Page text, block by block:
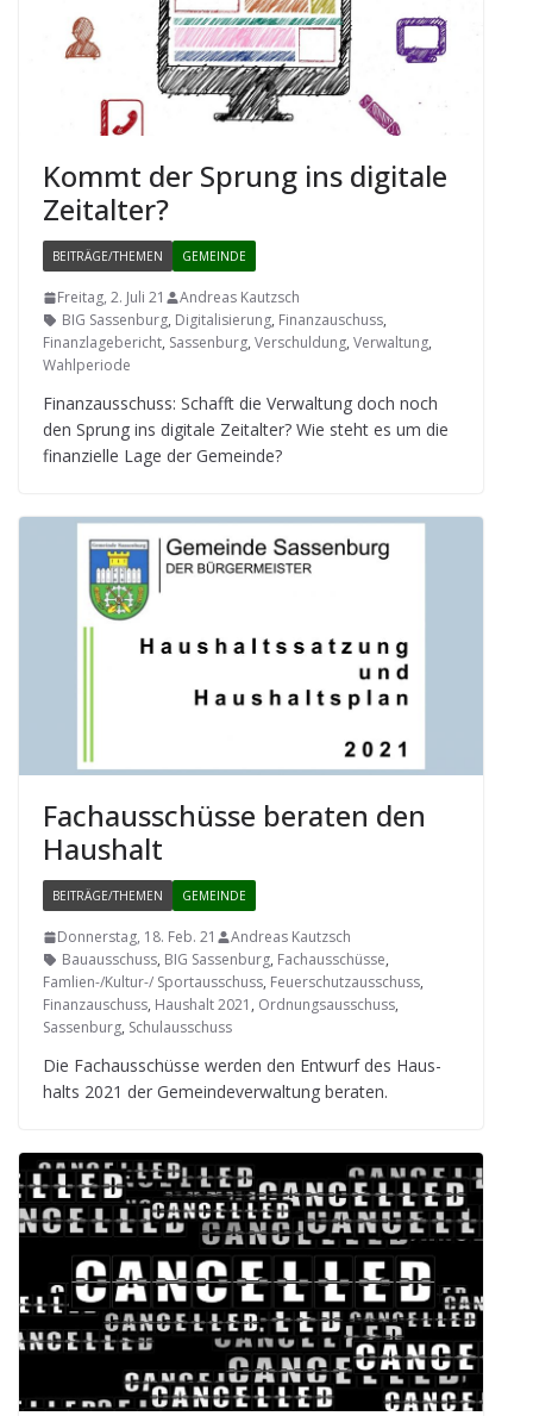
Kommt der Sprung ins digi­tale
Zeitalter?
BEITRÄGE/THEMEN GEMEINDE
Freitag, 2. Juli 21
Andreas Kautzsch
BIG Sassenburg, Digitalisierung, Finanzauschuss,
Finanzlagebericht, Sassenburg, Verschuldung, Verwaltung,
Wahlperiode
Finanz­aus­schuss: Schafft die Ver­wal­tung doch noch
den Sprung ins digi­tale Zeit­al­ter? Wie steht es um die
finan­zi­elle Lage der Gemeinde?
Fach­aus­schüsse bera­ten den
Haushalt
BEITRÄGE/THEMEN GEMEINDE
Donnerstag, 18. Feb. 21
Andreas Kautzsch
Bauausschuss, BIG Sassenburg, Fachausschüsse,
Famlien-/Kultur-/ Sportausschuss, Feuerschutzausschuss,
Finanzauschuss, Haushalt 2021 , Ordnungsausschuss,
Sassenburg, Schulausschuss
Die Fach­aus­schüsse wer­den den Ent­wurf des Haus­
halts 2021 der Gemein­de­ver­wal­tung beraten.